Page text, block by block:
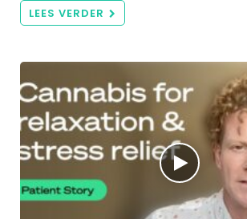
LEES VERDER